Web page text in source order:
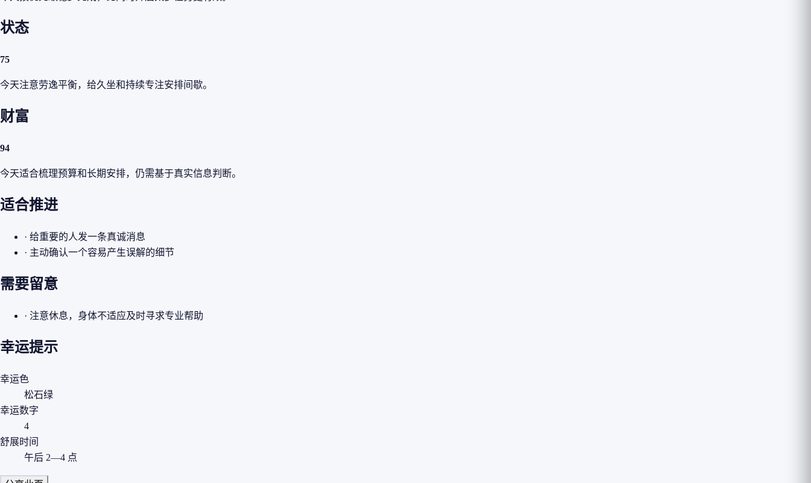
状态
75
今天注意劳逸平衡，给久坐和持续专注安排间歇。
财富
94
今天适合梳理预算和长期安排，仍需基于真实信息判断。
适合推进
· 给重要的人发一条真诚消息
· 主动确认一个容易产生误解的细节
需要留意
· 注意休息，身体不适应及时寻求专业帮助
幸运提示
幸运色
松石绿
幸运数字
4
舒展时间
午后 2—4 点